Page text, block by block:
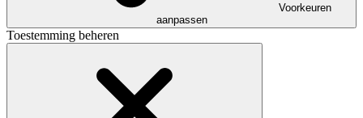
Voorkeuren
aanpassen
Toestemming beheren